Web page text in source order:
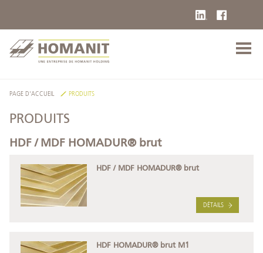
PAGE D'ACCUEIL PRODUITS
PRODUITS
HDF / MDF HOMADUR® brut
HDF / MDF HOMADUR® brut
DÉTAILS
HDF HOMADUR® brut M1